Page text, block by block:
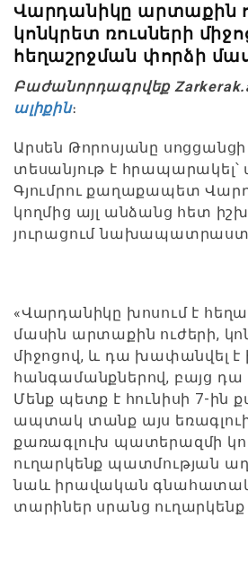
Վարդանիկը արտաքին
կոնկրետ ռուսների
հեղաշրջման փորձի
Բաժանորդագրվեք
ալիքին։
Արսեն Թորոսյանը սոցցանցի
տեսանյութ է
Գյումրու քաղաքապետ
կողմից այլ անձանց հետ
յուրացում
«Վարդանիկը խոսում է
մասին արտաքին ուժերի,
միջոցով, և դա խափանվել
հանգամանքներով, բայց դա
Մենք պետք է հունիսի 7-ին
ապտակ տանք այս
քառագլուխ պատերազմի
ուղարկենք պատմության
նաև իրավական
տարիներ սրանց ուղարկենք